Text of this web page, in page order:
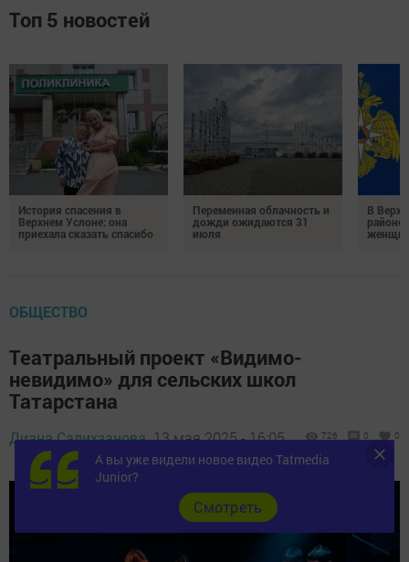
Топ 5 новостей
История спасения в
Верхнем Услоне: она
приехала сказать спасибо
Переменная облачность и
дожди ожидаются 31
июля
В
районе
ОБЩЕСТВО
Театральный проект «Видимо-
невидимо» для сельских школ
Татарстана
Диана Салихзанова, 13 мая 2025 - 16:05 726 0 0
А вы уже видели новое видео Tatmedia
Junior?
Cмотреть